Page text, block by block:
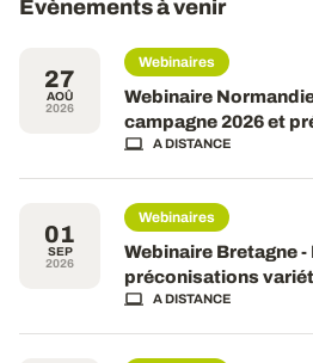
Évènements à venir
27
AOÛ
2026
Webinaires
Webinaire
campagne 2026 et
A DISTANCE
01
SEP
2026
Webinaires
Webinaire Bretagne
préconisations
A DISTANCE